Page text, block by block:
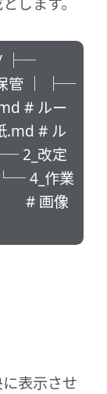
/ ├─
保管 │ ├─
# ルー
.md # ル
2_改定
4_作業
# 画像
表示させ